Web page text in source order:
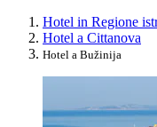
Hotel in Regione
Hotel a Cittanova
Hotel a Bužinija